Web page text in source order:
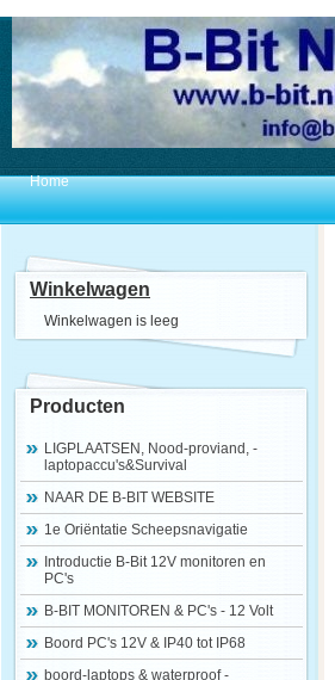
Home
Winkelwagen
Winkelwagen is leeg
Producten
LIGPLAATSEN, Nood-proviand, -
laptopaccu's&Survival
NAAR DE B-BIT WEBSITE
1e Oriëntatie Scheepsnavigatie
Introductie B-Bit 12V monitoren en
PC's
B-BIT MONITOREN & PC's - 12 Volt
Boord PC's 12V & IP40 tot IP68
boord-laptops & waterproof -